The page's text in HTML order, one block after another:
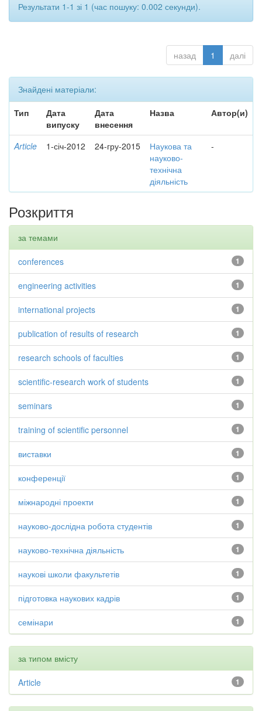
Результати 1-1 зі 1 (час пошуку: 0.002 секунди).
назад 1 далі
Знайдені матеріали:
Тип
Дата
випуску
Дата
внесення
Назва Автор(и)
Article 1-січ-2012 24-гру-2015
Наукова та
науково-
технічна
діяльність
-
Розкриття
за темами
1
conferences
1
engineering activities
1
international projects
1
publication of results of research
1
research schools of faculties
1
scientific-research work of students
1
seminars
1
training of scientific personnel
1
виставки
1
конференції
1
міжнародні проекти
1
науково-дослідна робота студентів
1
науково-технічна діяльність
1
наукові школи факультетів
1
підготовка наукових кадрів
1
семінари
за типом вмісту
1
Article